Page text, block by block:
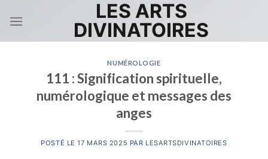
LES ARTS
DIVINATOIRES
NUMÉROLOGIE
111 : Signification spirituelle,
numérologique et messages des
anges
POSTÉ LE17 MARS 2025 PAR LESARTSDIVINATOIRES